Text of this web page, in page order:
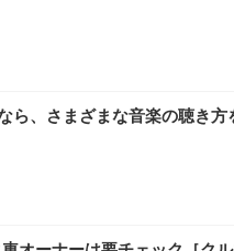
ら、さまざまな音楽の聴き